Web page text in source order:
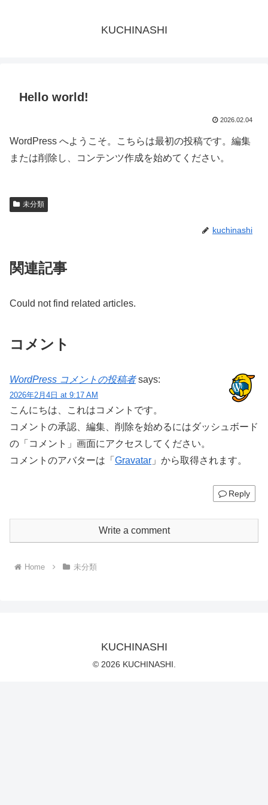
KUCHINASHI
Hello world!
2026.02.04
WordPress へようこそ。こちらは最初の投稿です。編集
または削除し、コンテンツ作成を始めてください。
未分類
kuchinashi
関連記事
Could not find related articles.
コメント
WordPress コメントの投稿者 says:
2026年2月4日 at 9:17 AM
こんにちは、これはコメントです。
コメントの承認、編集、削除を始めるにはダッシュボード
の「コメント」画面にアクセスしてください。
コメントのアバターは「 Gravatar 」から取得されます。
Reply
Write a comment
Home 未分類
KUCHINASHI
© 2026 KUCHINASHI.